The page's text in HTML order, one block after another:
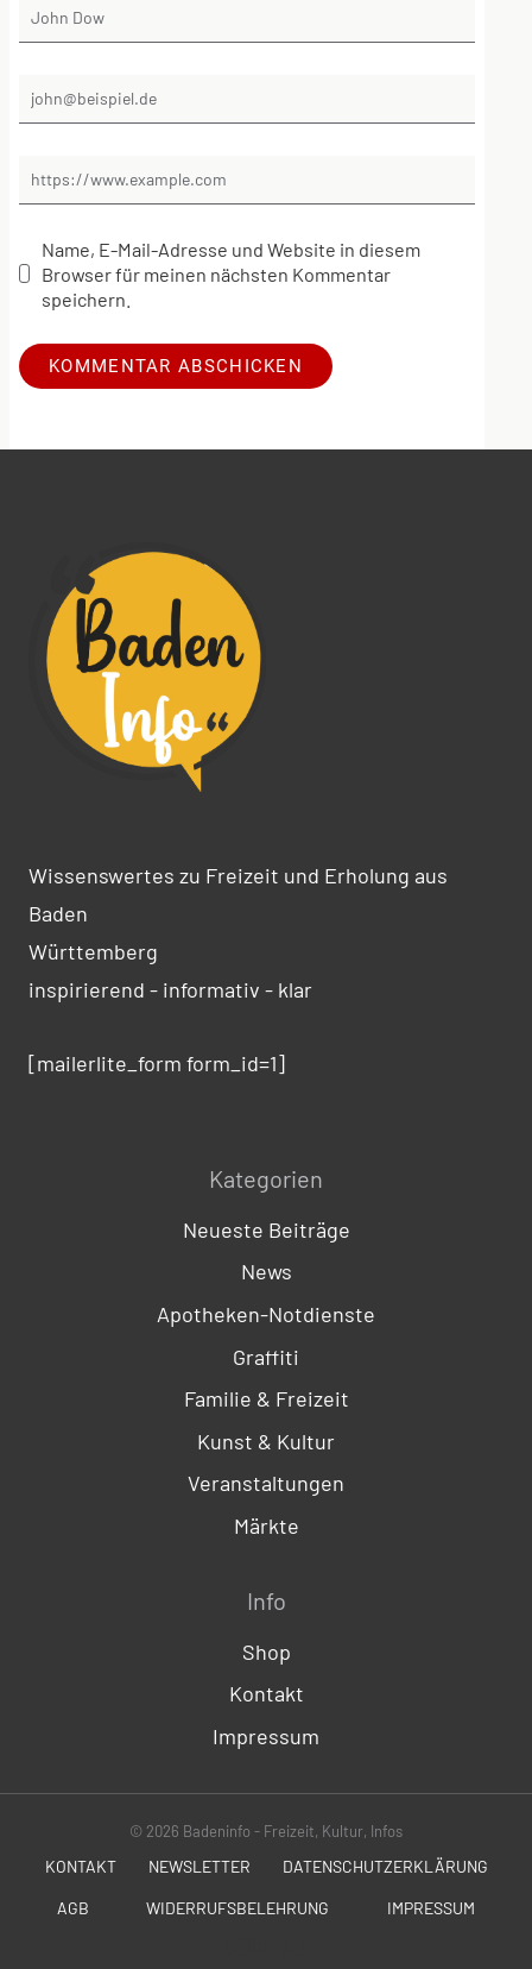
Name, E-Mail-Adresse und Website in diesem
Browser für meinen nächsten Kommentar
speichern.
Wissenswertes zu Freizeit und Erholung aus
Baden
Württemberg
inspirierend - informativ - klar
[mailerlite_form form_id=1]
Kategorien
Neueste Beiträge
News
Apotheken-Notdienste
Graffiti
Familie & Freizeit
Kunst & Kultur
Veranstaltungen
Märkte
Info
Shop
Kontakt
Impressum
© 2026 Badeninfo - Freizeit, Kultur, Infos
KONTAKT NEWSLETTER DATENSCHUTZERKLÄRUNG
AGB WIDERRUFSBELEHRUNG IMPRESSUM